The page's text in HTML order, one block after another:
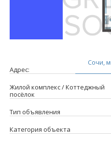
Адрес:
Сочи,
Жилой комплекс / Коттеджный
посёлок
Тип объявления
Категория объекта